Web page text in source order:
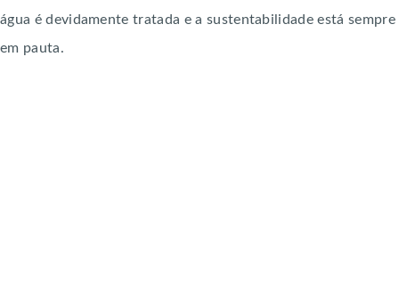
água é devidamente tratada e a sustentabilidade está sempre
em pauta.